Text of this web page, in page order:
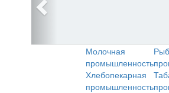
Молочная
промышленность
Хлебопекарная
промышленность